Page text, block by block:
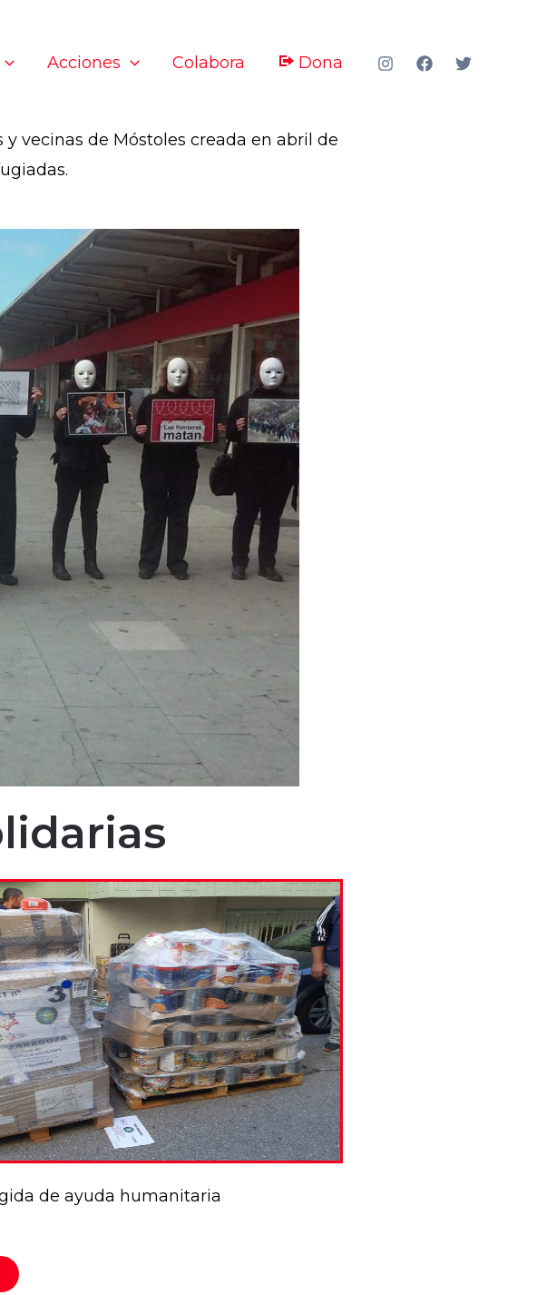
Acciones Colabora Dona
vecinas de Móstoles creada en abril de
de ayuda humanitaria